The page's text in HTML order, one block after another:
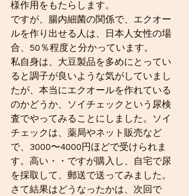
様作用をもたらします。
ですが、腸内細菌の関係で、エクオー
ルを作り出せる人は、日本人女性の場
合、50％程度と分かっています。
私自身は、大豆製品を多めにとってい
ると調子が良いような気がしていまし
たが、本当にエクオールを作れている
のかどうか、ソイチェックという尿検
査でやってみることにしました。ソイ
チェックは、薬局やネット販売など
で、3000〜4000円ほどで受けられま
す。高い・・ですが購入し、自宅で尿
を採取して、郵送で送ってみました。
さて結果はどうなったかは、次回で